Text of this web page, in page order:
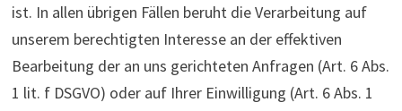
ist. In allen übrigen Fällen beruht die Verarbeitung auf
unserem berechtigten Interesse an der effektiven
Bearbeitung der an uns gerichteten Anfragen (Art. 6 Abs.
1 lit. f DSGVO) oder auf Ihrer Einwilligung (Art. 6 Abs. 1